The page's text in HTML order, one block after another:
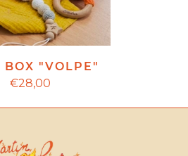
BOX "VOLPE"
€28,00